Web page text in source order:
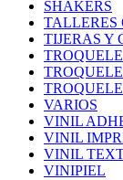
SHAKERS
TALLERES
TIJERAS Y
VARIOS
VINIL
VINIL
VINIL
VINIPIEL